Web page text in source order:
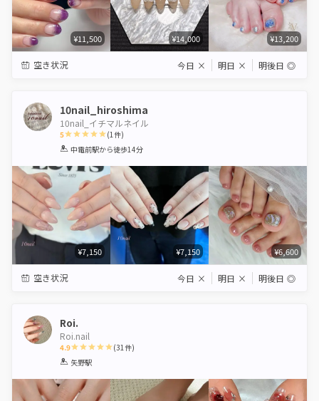
¥11,500 ¥14,000 ¥13,200
空き状況 今日 × 明日 × 明後日 ◎
10nail_hiroshima
10nail_イチマルネイル
5
1 2 3 4 5
(1件)
中電前駅から徒歩14分
¥7,150 ¥7,150 ¥6,600
空き状況 今日 × 明日 × 明後日 ◎
Roi.
Roi.nail
4.9
1 2 3
(31件)
矢野駅